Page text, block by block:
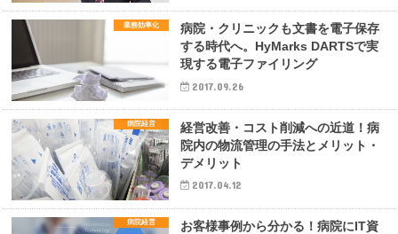
業務効率化
病院・クリニックも文書を電子保存
する時代へ。HyMarks DARTSで実
現する電子ファイリング
2017.09.26
病院経営
経営改善・コスト削減への近道！病
院内の物流管理の手法とメリット・
デメリット
2017.04.12
病院経営
お客様事例から分かる！病院にIT資